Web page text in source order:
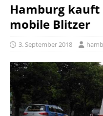
Hamburg kauft
mobile Blitzer
3. September 2018